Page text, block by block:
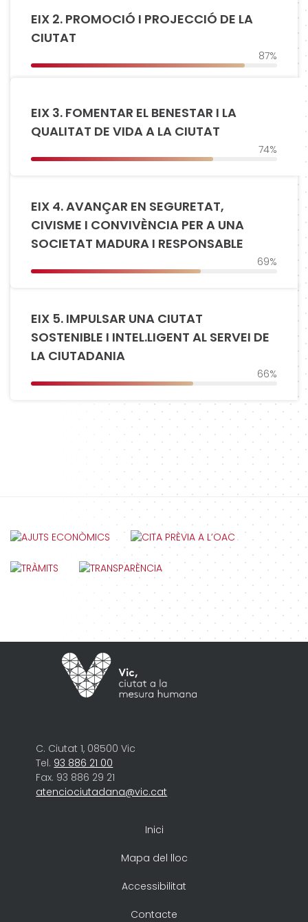
EIX 2. PROMOCIÓ I PROJECCIÓ DE LA
CIUTAT
87%
EIX 3. FOMENTAR EL BENESTAR I LA
QUALITAT DE VIDA A LA CIUTAT
74%
EIX 4. AVANÇAR EN SEGURETAT,
CIVISME I CONVIVÈNCIA PER A UNA
SOCIETAT MADURA I RESPONSABLE
69%
EIX 5. IMPULSAR UNA CIUTAT
SOSTENIBLE I INTEL.LIGENT AL SERVEI DE
LA CIUTADANIA
66%
C. Ciutat 1, 08500 Vic
Tel. 93 886 21 00
Fax. 93 886 29 21
atenciociutadana@vic.cat
Inici
Mapa del lloc
Accessibilitat
Contacte